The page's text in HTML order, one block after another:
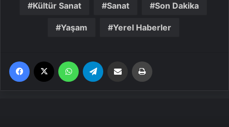
Kültür Sanat Sanat Son Dakika
Yaşam Yerel Haberler
Facebook WhatsApp Email'den paylaş